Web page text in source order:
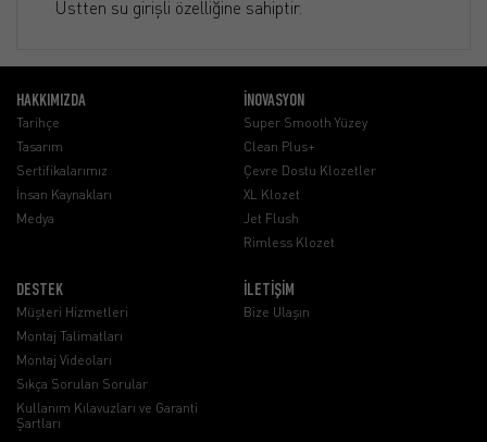
Üstten su girişli özelliğine sahiptir.
HAKKIMIZDA
Tarihçe
Tasarım
Sertifikalarımız
İnsan Kaynakları
Medya
İNOVASYON
Super Smooth Yüzey
Clean Plus+
Çevre Dostu Klozetler
XL Klozet
Jet Flush
Rimless Klozet
DESTEK
Müşteri Hizmetleri
Montaj Talimatları
Montaj Videoları
Sıkça Sorulan Sorular
Kullanım Kılavuzları ve Garanti
Şartları
İLETİŞİM
Bize Ulaşın